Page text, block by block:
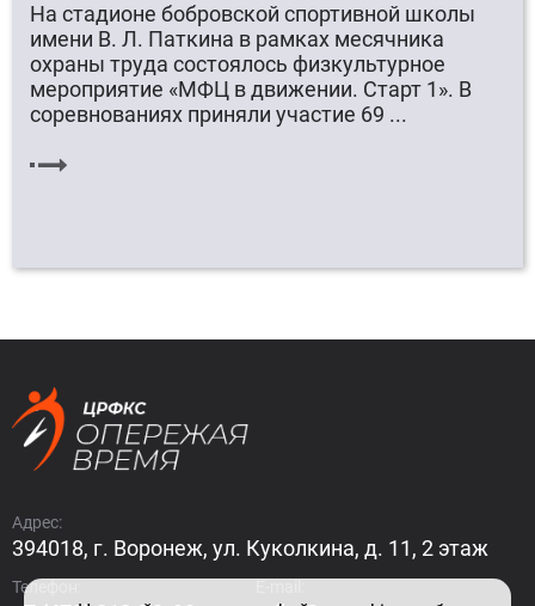
На стадионе бобровской спортивной школы
имени В. Л. Паткина в рамках месячника
охраны труда состоялось физкультурное
мероприятие «МФЦ в движении. Старт 1». В
соревнованиях приняли участие 69 ...
Адрес:
394018, г. Воронеж, ул. Куколкина, д. 11, 2 этаж
Телефон: